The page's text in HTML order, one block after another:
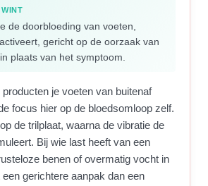
de doorbloeding van voeten,
gericht op de oorzaak van
plaats van het symptoom.
je voeten van buitenaf
focus hier op de bloedsomloop zelf.
de trilplaat, waarna de vibratie de
Bij wie last heeft van een
benen of overmatig vocht in
gerichtere aanpak dan een